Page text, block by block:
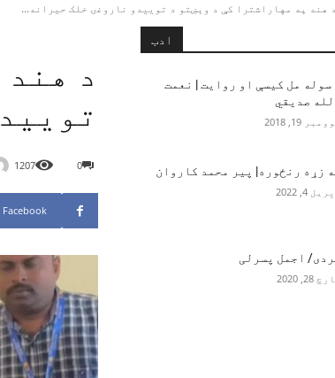
د هند په مهاراشترا کې د وېښتو د توییدو ناروغۍ خلک حیرانه...
د
0
1207
Facebook
ادب
سوله مل کیسې او روایت | نعمت
صديقي
19, 2018
زړه رنځوره| پير محمد کاروان
4, 2022
اجمل پسرلی
28, 2020